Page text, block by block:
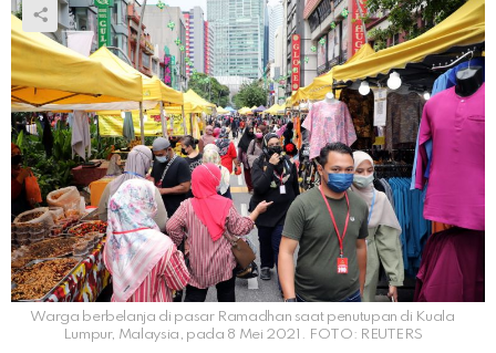
Warga berbelanja di pasar Ramadhan saat penutupan di Kuala
Lumpur, Malaysia, pada 8 Mei 2021. FOTO: REUTERS